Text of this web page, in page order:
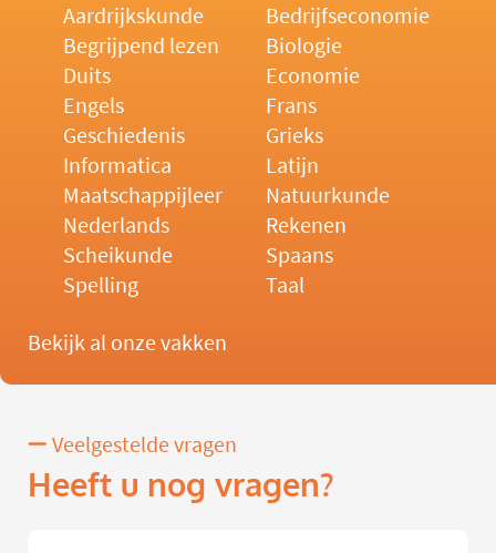
Aardrijkskunde
Bedrijfseconomie
Begrijpend lezen
Biologie
Duits
Economie
Engels
Frans
Geschiedenis
Grieks
Informatica
Latijn
Maatschappijleer
Natuurkunde
Nederlands
Rekenen
Scheikunde
Spaans
Spelling
Taal
Bekijk al onze vakken
Veelgestelde vragen
Heeft u nog vragen?